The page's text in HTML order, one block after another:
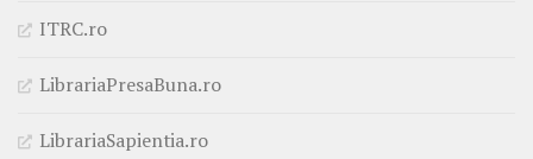
ITRC.ro
LibrariaPresaBuna.ro
LibrariaSapientia.ro